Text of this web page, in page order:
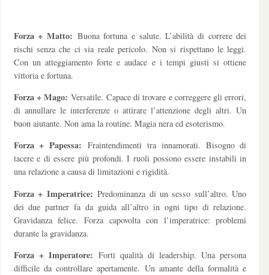
Forza + Matto: Buona fortuna e salute. L’abilità di correre dei
rischi senza che ci sia reale pericolo. Non si rispettano le leggi.
Con un atteggiamento forte e audace e i tempi giusti si ottiene
vittoria e fortuna.
Forza + Mago:Versatile. Capace di trovare e correggere gli errori,
di annullare le interferenze o attirare l’attenzione degli altri. Un
buon aiutante. Non ama la routine. Magia nera ed esoterismo.
Forza + Papessa:Fraintendimenti tra innamorati. Bisogno di
tacere e di essere più profondi. I ruoli possono essere instabili in
una relazione a causa di limitazioni e rigidità.
Forza + Imperatrice:Predominanza di un sesso sull’altro. Uno
dei due partner fa da guida all’altro in ogni tipo di relazione.
Gravidanza felice. Forza capovolta con l’imperatrice: problemi
durante la gravidanza.
Forza + Imperatore: Forti qualità di leadership. Una persona
difficile da controllare apertamente. Un amante della formalità e